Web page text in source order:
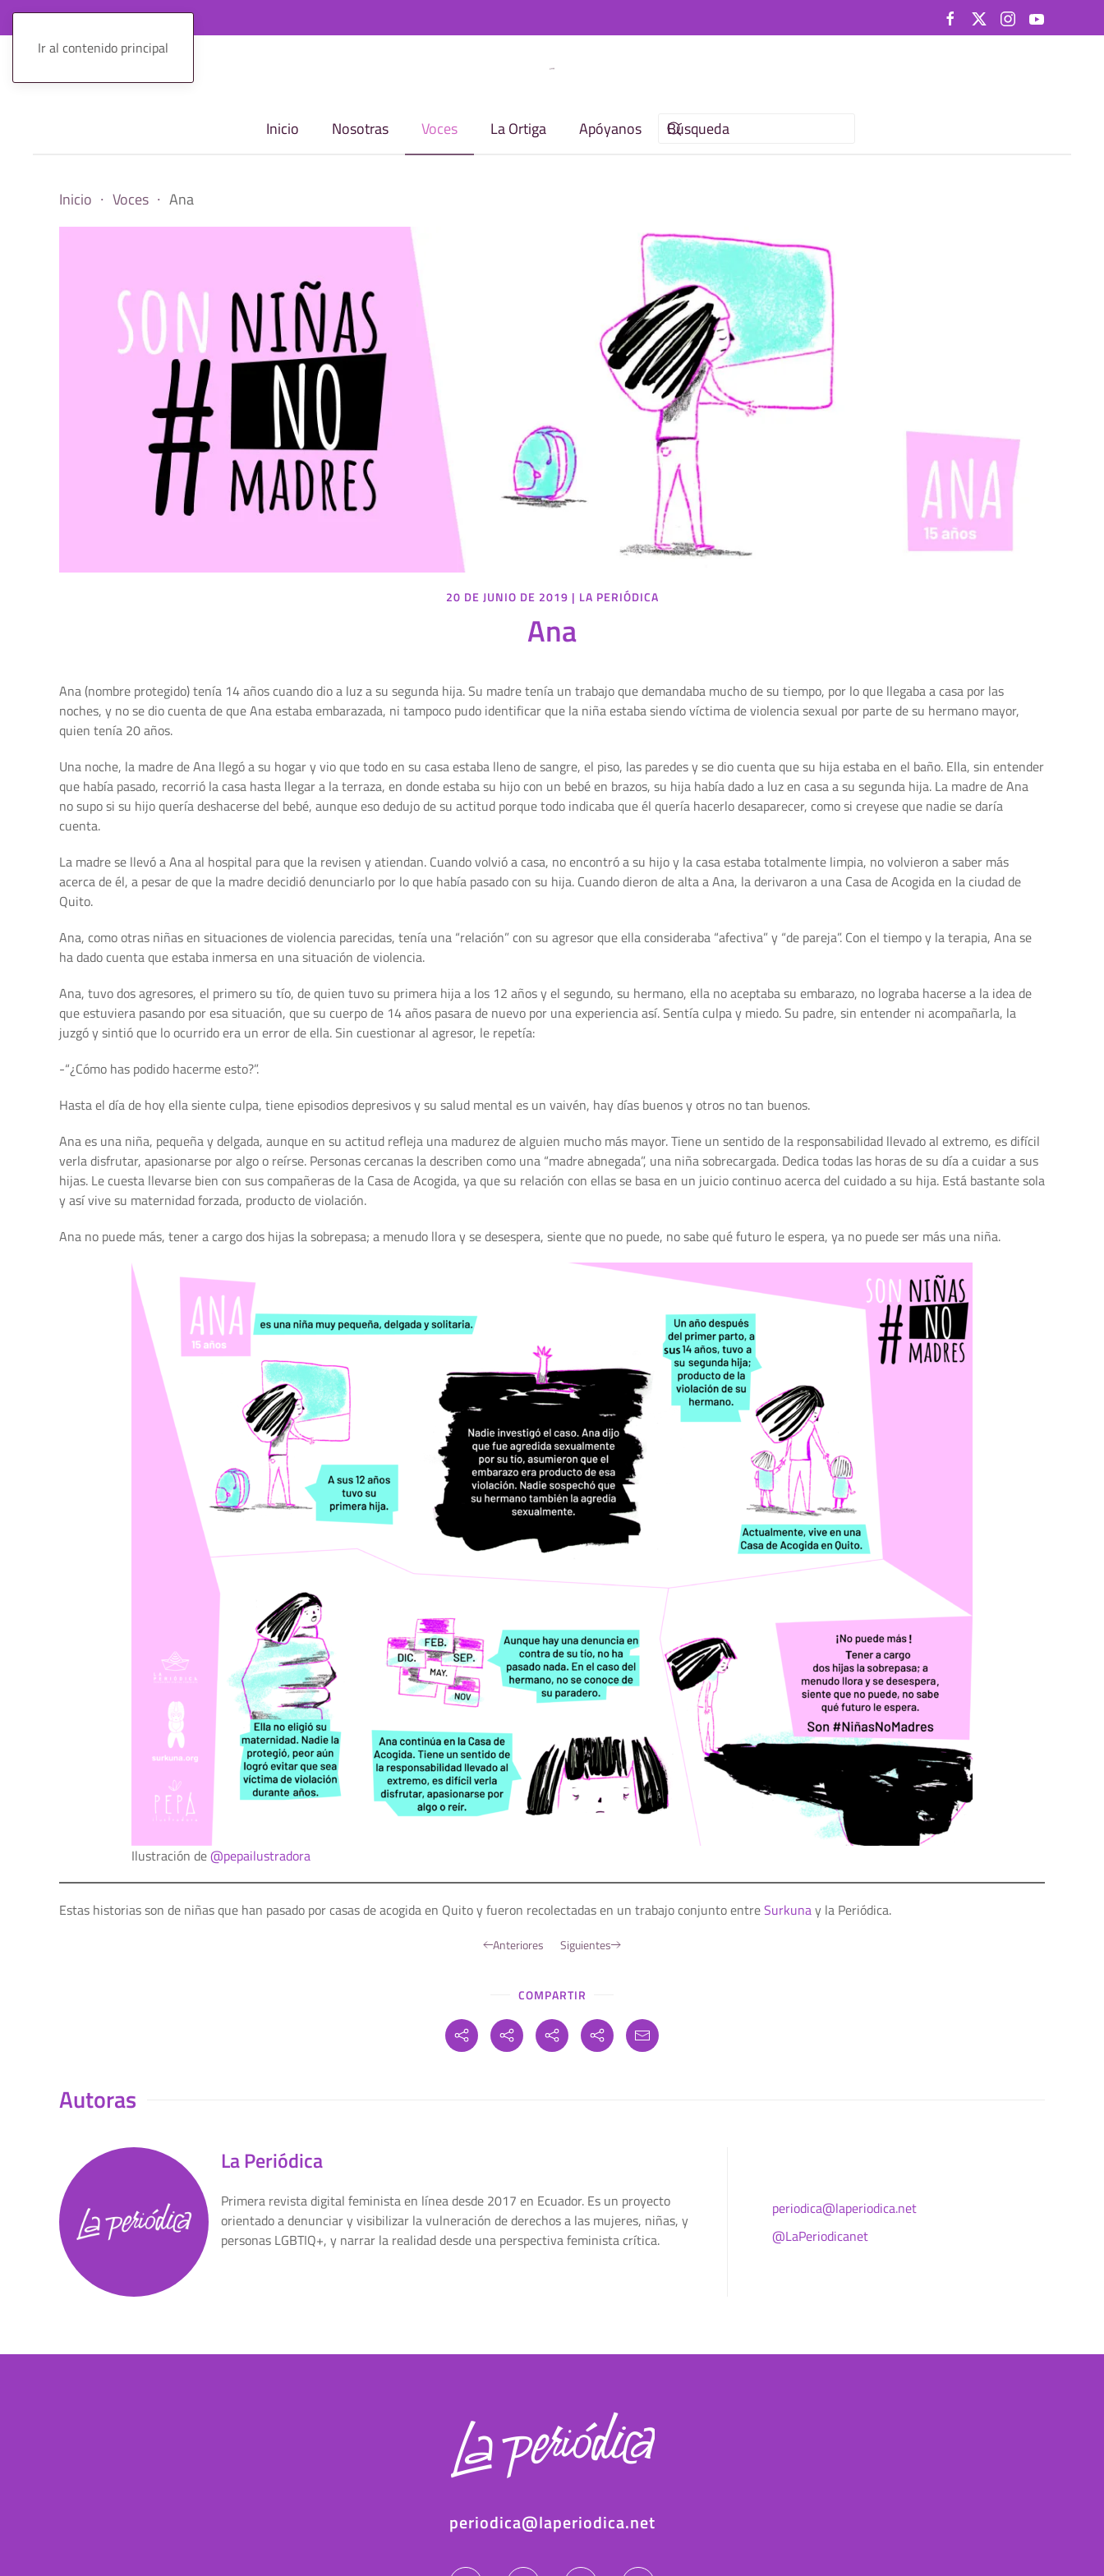
Ir al contenido principal
Inicio Nosotras Voces La Ortiga Apóyanos
Inicio Voces Ana
20 DE JUNIO DE 2019 | LA PERIÓDICA
Ana
Ana (nombre protegido) tenía 14 años cuando dio a luz a su segunda hija. Su madre tenía un trabajo que demandaba mucho de su tiempo, por lo que llegaba a casa por las
noches, y no se dio cuenta de que Ana estaba embarazada, ni tampoco pudo identificar que la niña estaba siendo víctima de violencia sexual por parte de su hermano mayor,
quien tenía 20 años.
Una noche, la madre de Ana llegó a su hogar y vio que todo en su casa estaba lleno de sangre, el piso, las paredes y se dio cuenta que su hija estaba en el baño. Ella, sin entender
que había pasado, recorrió la casa hasta llegar a la terraza, en donde estaba su hijo con un bebé en brazos, su hija había dado a luz en casa a su segunda hija. La madre de Ana
no supo si su hijo quería deshacerse del bebé, aunque eso dedujo de su actitud porque todo indicaba que él quería hacerlo desaparecer, como si creyese que nadie se daría
cuenta.
La madre se llevó a Ana al hospital para que la revisen y atiendan. Cuando volvió a casa, no encontró a su hijo y la casa estaba totalmente limpia, no volvieron a saber más
acerca de él, a pesar de que la madre decidió denunciarlo por lo que había pasado con su hija. Cuando dieron de alta a Ana, la derivaron a una Casa de Acogida en la ciudad de
Quito.
Ana, como otras niñas en situaciones de violencia parecidas, tenía una “relación” con su agresor que ella consideraba “afectiva” y “de pareja”. Con el tiempo y la terapia, Ana se
ha dado cuenta que estaba inmersa en una situación de violencia.
Ana, tuvo dos agresores, el primero su tío, de quien tuvo su primera hija a los 12 años y el segundo, su hermano, ella no aceptaba su embarazo, no lograba hacerse a la idea de
que estuviera pasando por esa situación, que su cuerpo de 14 años pasara de nuevo por una experiencia así. Sentía culpa y miedo. Su padre, sin entender ni acompañarla, la
juzgó y sintió que lo ocurrido era un error de ella. Sin cuestionar al agresor, le repetía:
-“¿Cómo has podido hacerme esto?”.
Hasta el día de hoy ella siente culpa, tiene episodios depresivos y su salud mental es un vaivén, hay días buenos y otros no tan buenos.
Ana es una niña, pequeña y delgada, aunque en su actitud refleja una madurez de alguien mucho más mayor. Tiene un sentido de la responsabilidad llevado al extremo, es difícil
verla disfrutar, apasionarse por algo o reírse. Personas cercanas la describen como una “madre abnegada”, una niña sobrecargada. Dedica todas las horas de su día a cuidar a sus
hijas. Le cuesta llevarse bien con sus compañeras de la Casa de Acogida, ya que su relación con ellas se basa en un juicio continuo acerca del cuidado a su hija. Está bastante sola
y así vive su maternidad forzada, producto de violación.
Ana no puede más, tener a cargo dos hijas la sobrepasa; a menudo llora y se desespera, siente que no puede, no sabe qué futuro le espera, ya no puede ser más una niña.
Ilustración de@pepailustradora
Estas historias son de niñas que han pasado por casas de acogida en Quito y fueron recolectadas en un trabajo conjunto entreSurkunay la Periódica.
Anteriores Siguientes
COMPARTIR
Autoras
La Periódica
Primera revista digital feminista en línea desde 2017 en Ecuador. Es un proyecto
orientado a denunciar y visibilizar la vulneración de derechos a las mujeres, niñas, y
personas LGBTIQ+, y narrar la realidad desde una perspectiva feminista crítica.
periodica@laperiodica.net
@LaPeriodicanet
periodica@laperiodica.net